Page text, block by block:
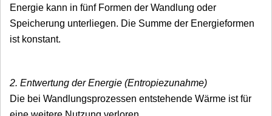
Energie kann in fünf Formen der Wandlung oder
Speicherung unterliegen. Die Summe der Energieformen
ist konstant.
2. Entwertung der Energie (Entropiezunahme)
Die bei Wandlungsprozessen entstehende Wärme ist für